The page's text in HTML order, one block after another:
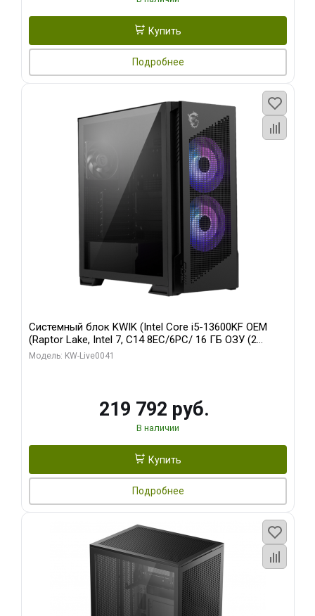
Купить
Подробнее
Системный блок KWIK (Intel Core i5-13600KF OEM
(Raptor Lake, Intel 7, C14 8EC/6PC/ 16 ГБ ОЗУ (2
модуля)/ Palit RTX5080 GAMINGPRO OC 16GB GDDR7
Модель: KW-Live0041
219 792 руб.
В наличии
Купить
Подробнее